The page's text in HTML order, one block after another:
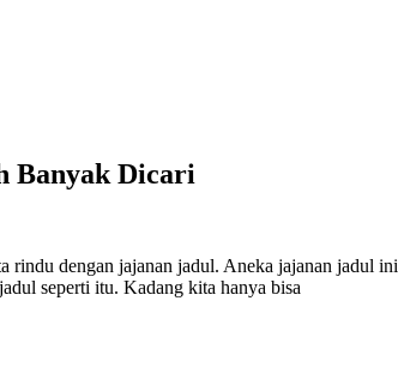
Banyak Dicari
rindu dengan jajanan jadul. Aneka jajanan jadul ini
seperti itu. Kadang kita hanya bisa